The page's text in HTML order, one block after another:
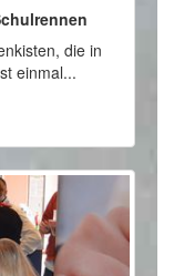
die in
einmal...